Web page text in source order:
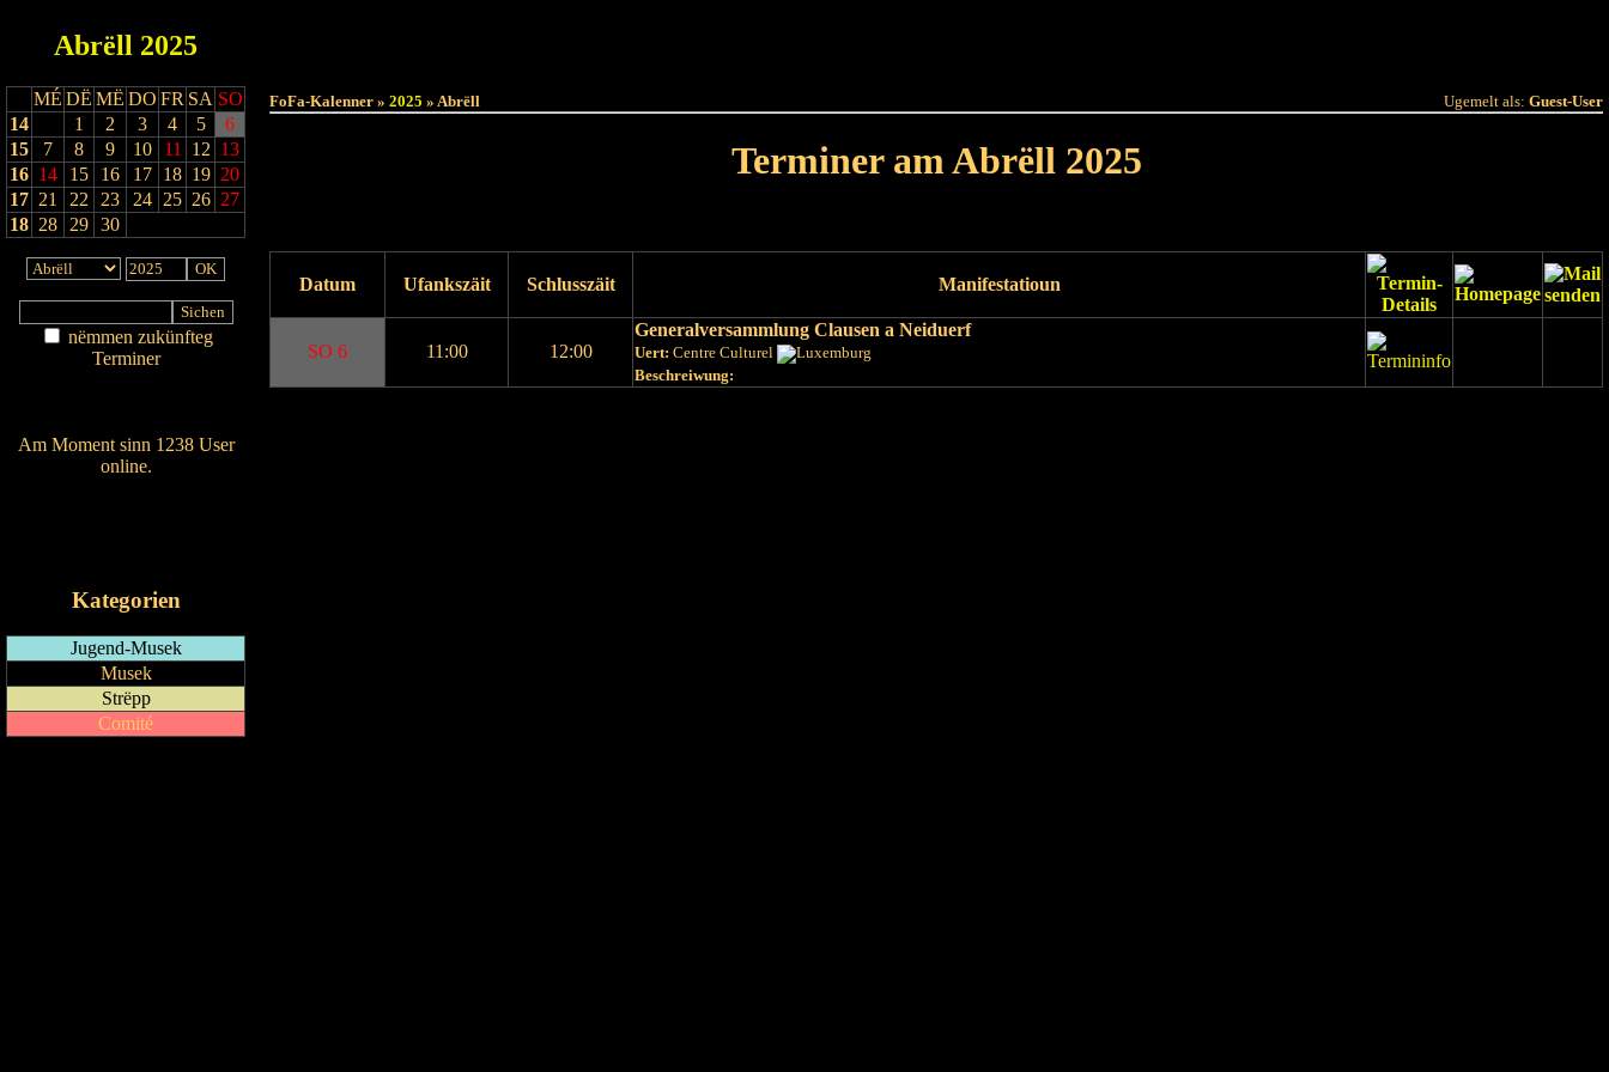
Abrëll 2025
MÉ DË MË DO FR SA SO
14
1 2 3 4 5
6
15
7 8 9 10 11 12 13
16 14 15 16 17 18 19 20
17 21 22 23 24 25 26 27
18 28 29 30
nëmmen zukünfteg
Terminer
Am Moment sinn 1238 User
online.
Kategorien
Jugend-Musek
Musek
Strëpp
Comité
FoFa-Kalenner » 2025 » Abrëll Ugemelt als: Guest-User
Terminer am Abrëll 2025
Datum Ufankszäit Schlusszäit Manifestatioun
SO 6 11:00 12:00
Generalversammlung Clausen a Neiduerf
Uert: Centre Culturel
Beschreiwung: